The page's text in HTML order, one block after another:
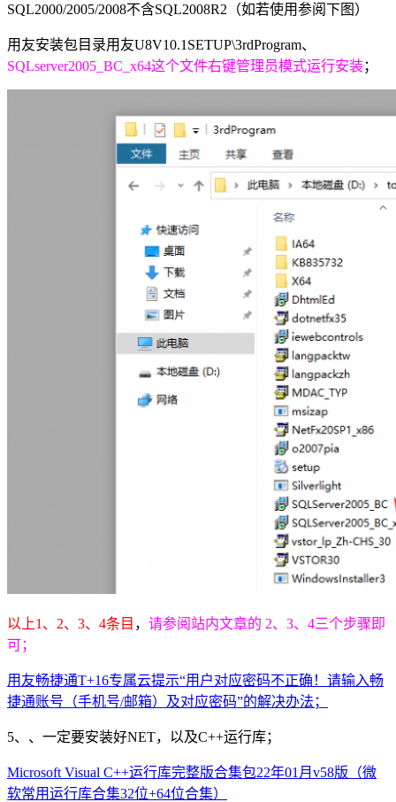
SQL2000/2005/2008不含SQL2008R2（如若使用参阅下图）
用友安装包目录用友U8V10.1SETUP\3rdProgram、
SQLserver2005_BC_x64这个文件右键管理员模式运行安装；
以上1、2、3、4条目 ， 请参阅站内文章的 2、3、4三个步骤即
可；
用友畅捷通T+16专属云提示“用户对应密码不正确！请输入畅
捷通账号（手机号/邮箱）及对应密码”的解决办法；
5、、一定要安装好NET，以及C++运行库；
Microsoft Visual C++运行库完整版合集包22年01月v58版（微
软常用运行库合集32位+64位合集）